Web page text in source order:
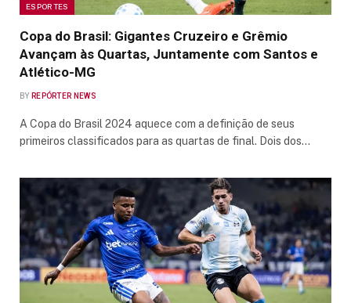
ESPORTES
Copa do Brasil: Gigantes Cruzeiro e Grêmio
Avançam às Quartas, Juntamente com Santos e
Atlético-MG
BY REPÓRTER NEWS
A Copa do Brasil 2024 aquece com a definição de seus
primeiros classificados para as quartas de final. Dois dos…